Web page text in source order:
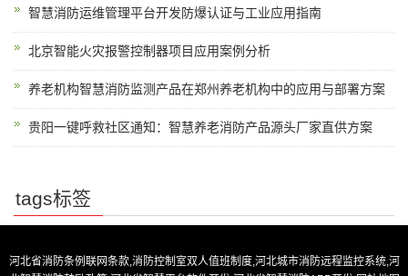
智慧消防运维管理平台开发防爆认证与工业应用指南
北京智能火灾报警控制器项目应用案例分析
养老机构智慧消防监测产品在郑州养老机构中的应用与部署方案
贵阳一键呼救社区通知：智慧养老消防产品源头厂家直供方案
tags标签
河北省消防条例联网条款,消防控制室双人值班制度,河北城市消防远程监控系统,河